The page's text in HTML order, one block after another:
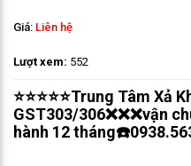
Giá: Liên hệ
Lượt xem: 552
⭐⭐⭐⭐⭐Trung Tâm Xả
GST303/306❌❌❌vận
hành 12